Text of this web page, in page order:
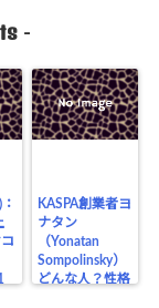
-
KASPA創業者ヨ
ナタン
（Yonatan
Sompolinsky）
どんな人？性格